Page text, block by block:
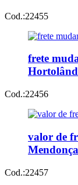
Cod.:22455
frete
Cod.:22456
valor de
Mendonça
Cod.:22457